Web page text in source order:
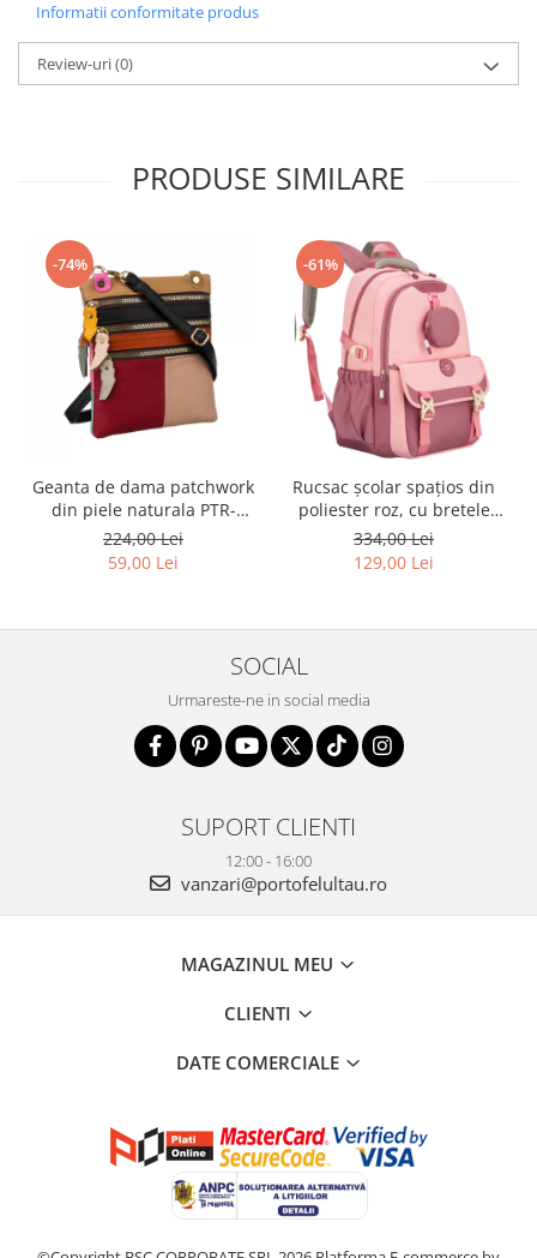
Informatii conformitate produs
Review-uri(0)
PRODUSE SIMILARE
-74%
Geanta de dama patchwork
din piele naturala PTR-
1718-SKL-6922 MULTI
224,00 Lei
59,00 Lei
-61%
Rucsac școlar spațios din
poliester roz, cu bretele
reglabile - Peterson PTR-
PTN 8610-1327 PINK
334,00 Lei
129,00 Lei
SOCIAL
Urmareste-ne in social media
SUPORT CLIENTI
12:00 - 16:00
vanzari@portofelultau.ro
MAGAZINUL MEU
CLIENTI
DATE COMERCIALE